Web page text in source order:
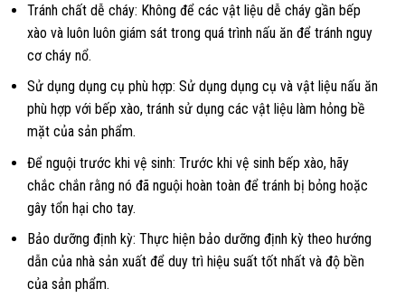
Tránh chất dễ cháy: Không để các vật liệu dễ cháy gần bếp
xào và luôn luôn giám sát trong quá trình nấu ăn để tránh nguy
cơ cháy nổ.
Sử dụng dụng cụ phù hợp: Sử dụng dụng cụ và vật liệu nấu ăn
phù hợp với bếp xào, tránh sử dụng các vật liệu làm hỏng bề
mặt của sản phẩm.
Để nguội trước khi vệ sinh: Trước khi vệ sinh bếp xào, hãy
chắc chắn rằng nó đã nguội hoàn toàn để tránh bị bỏng hoặc
gây tổn hại cho tay.
Bảo dưỡng định kỳ: Thực hiện bảo dưỡng định kỳ theo hướng
dẫn của nhà sản xuất để duy trì hiệu suất tốt nhất và độ bền
của sản phẩm.